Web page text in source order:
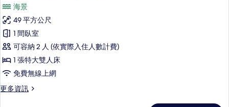
海
景
的
所
有
相
片
標
準
雙
人
床,
海
景
的
情
豪
華
客
房,
1
張
特
海景
49 平方公尺
1 間臥室
可容納 2 人 (依實際入住人數計費)
1 張特大雙人床
免費無線上網
更多資訊
更